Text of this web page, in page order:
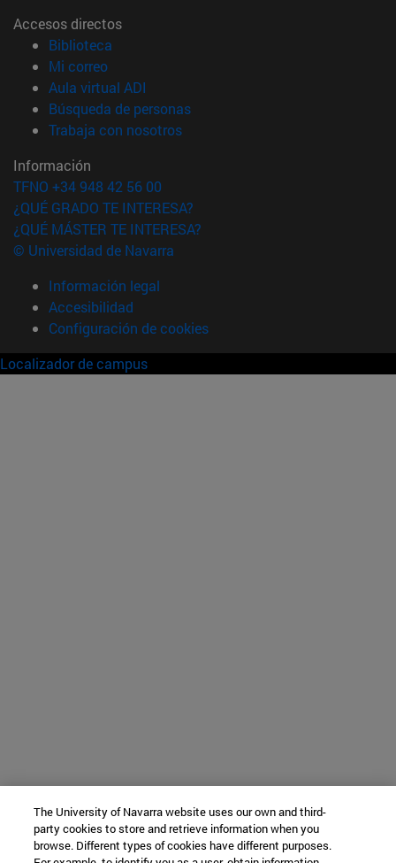
Accesos directos
Biblioteca
Mi correo(abre en nueva ventana)
Aula virtual ADI
Búsqueda de personas(abre en nueva ventana)
Trabaja con nosotros(abre en nueva ventana)
Información
TFNO +34 948 42 56 00
¿QUÉ GRADO TE INTERESA?
¿QUÉ MÁSTER TE INTERESA?
© Universidad de Navarra
Información legal
Accesibilidad
Configuración de cookies
Localizador de campus
The University of Navarra website uses our own and third-
party cookies to store and retrieve information when you
browse. Different types of cookies have different purposes.